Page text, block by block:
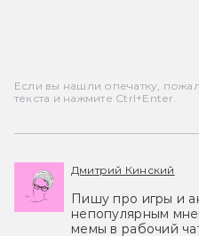
Если вы нашли опечатку,
текста и нажмите Ctrl+Enter.
Дмитрий Кинский
Пишу про игры и
непопулярным
мемы в рабочий